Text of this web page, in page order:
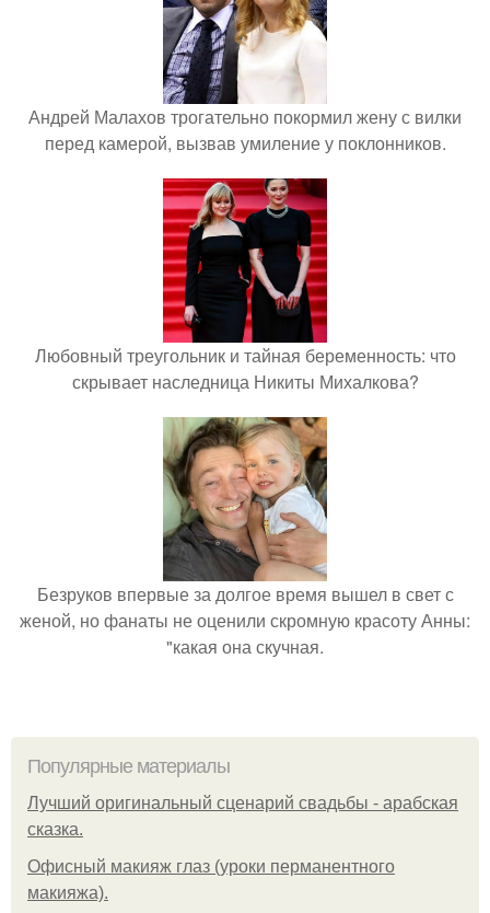
Андрей Малахов трогательно покормил жену с вилки
перед камерой, вызвав умиление у поклонников.
Любовный треугольник и тайная беременность: что
скрывает наследница Никиты Михалкова?
Безруков впервые за долгое время вышел в свет с
женой, но фанаты не оценили скромную красоту Анны:
"какая она скучная.
Популярные материалы
Лучший оригинальный сценарий свадьбы - арабская
сказка.
Офисный макияж глаз (уроки перманентного
макияжа).